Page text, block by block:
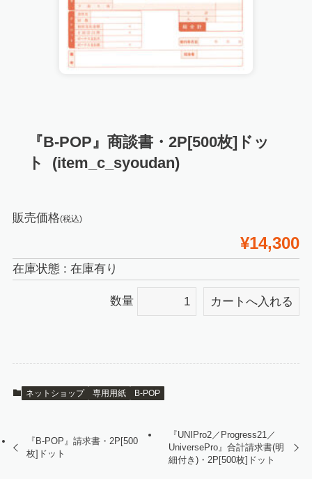
『B-POP』商談書・2P[500枚]ドッ
ト (item_c_syoudan)
販売価格(税込)
¥14,300
在庫状態 : 在庫有り
数量
ネットショップ 専用用紙 B-POP
『B-POP』請求書・2P[500
枚]ドット
『UNIPro2／Progress21／
UniversePro』合計請求書(明
細付き)・2P[500枚]ドット